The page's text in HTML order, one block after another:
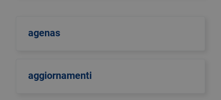
agenas
aggiornamenti